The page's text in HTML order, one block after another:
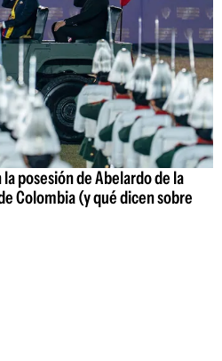
posesión de Abelardo de la
Colombia (y qué dicen sobre